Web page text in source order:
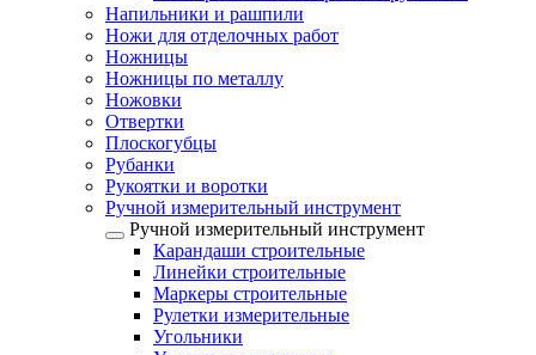
Напильники и рашпили
Ножи для отделочных работ
Ножницы
Ножницы по металлу
Ножовки
Отвертки
Плоскогубцы
Рубанки
Рукоятки и воротки
Ручной измерительный инструмент
Ручной измерительный инструмент
Карандаши строительные
Линейки строительные
Маркеры строительные
Рулетки измерительные
Угольники